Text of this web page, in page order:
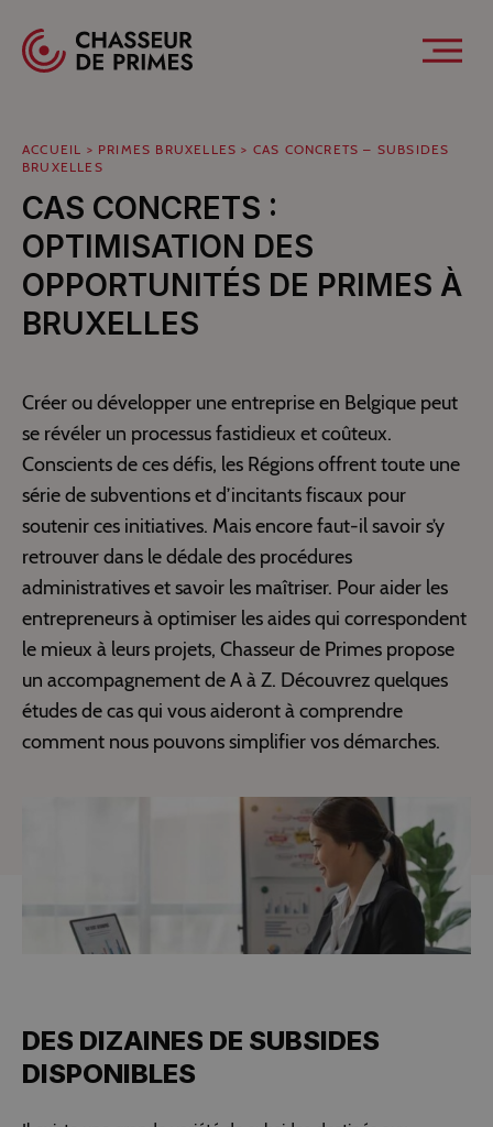
Spécialistes des primes pour professionnels Ouvrir
ACCUEIL > PRIMES BRUXELLES > CAS CONCRETS – SUBSIDES
BRUXELLES
CAS CONCRETS :
OPTIMISATION DES
OPPORTUNITÉS DE PRIMES À
BRUXELLES
Créer ou développer une entreprise en Belgique peut
se révéler un processus fastidieux et coûteux.
Conscients de ces défis, les Régions offrent toute une
série de subventions et d’incitants fiscaux pour
soutenir ces initiatives. Mais encore faut-il savoir s’y
retrouver dans le dédale des procédures
administratives et savoir les maîtriser. Pour aider les
entrepreneurs à optimiser les aides qui correspondent
le mieux à leurs projets, Chasseur de Primes propose
un accompagnement de A à Z. Découvrez quelques
études de cas qui vous aideront à comprendre
comment nous pouvons simplifier vos démarches.
DES DIZAINES DE SUBSIDES
DISPONIBLES